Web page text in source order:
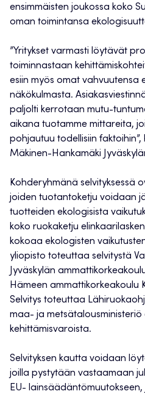
ensimmäisten joukossa koko
oman toimintansa
”Yritykset varmasti löytävät
toiminnastaan
esiin myös omat vahvuutensa
näkökulmasta.
paljolti kerrotaan mutu-
aikana tuotamme mittareita,
pohjautuu todellisiin
Mäkinen-Hankamäki
Kohderyhmänä selvityksessä
joiden tuotantoketju voidaan
tuotteiden ekologisista
koko ruokaketju
kokoaa ekologisten
yliopisto toteuttaa selvitystä
Jyväskylän
Hämeen ammattikorkeakoulu
Selvitys toteuttaa
maa- ja metsätalousministeriö
kehittämisvaroista.
Selvityksen kautta voidaan
joilla pystytään vastaamaan
EU- lainsäädäntömuutokseen,